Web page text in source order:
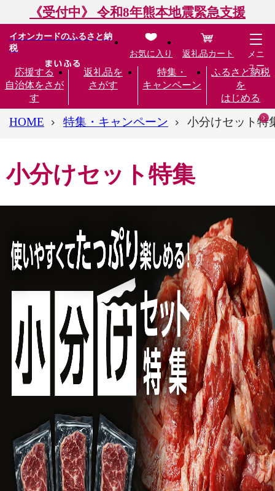
《受付中》 令和8年熊本地震緊急支援
イオンカードのふるさと納
税
応援する
自治体をさが
す
返礼品を
さがす
特集・
キャンペーン
ふるさと納税
を
はじめる
お気に入り 返礼品カート
メニ
ュー
HOME 特集・キャンペーン 小分けセット特
小分けセット特集